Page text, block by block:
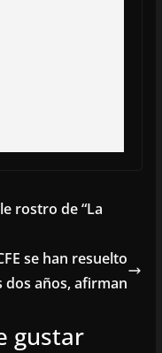
rostro de “La
se han resuelto
dos años, afirman
gustar